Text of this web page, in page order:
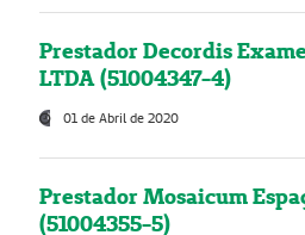
Prestador Decordis
LTDA (51004347-4)
01 de Abril de 2020
Prestador Mosaicum
(51004355-5)